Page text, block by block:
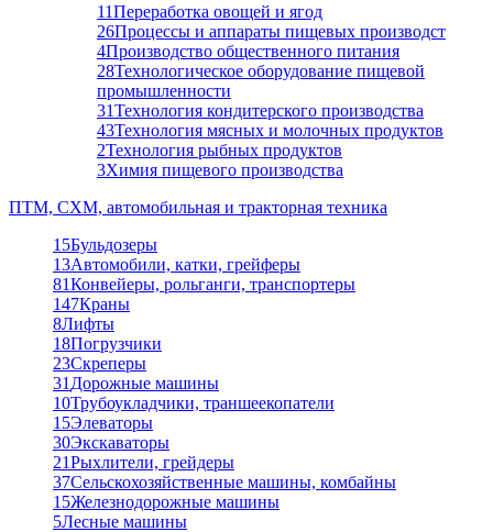
11Переработка овощей и ягод
26Процессы и аппараты пищевых производст
4Производство общественного питания
28Технологическое оборудование пищевой
промышленности
31Технология кондитерского производства
43Технология мясных и молочных продуктов
2Технология рыбных продуктов
3Химия пищевого производства
ПТМ, СХМ, автомобильная и тракторная техника
15Бульдозеры
13Автомобили, катки, грейферы
81Конвейеры, рольганги, транспортеры
147Краны
8Лифты
18Погрузчики
23Скреперы
31 Дорожные машины
10Трубоукладчики, траншеекопатели
15Элеваторы
30Экскаваторы
21Рыхлители, грейдеры
37Сельскохозяйственные машины, комбайны
15Железнодорожные машины
5Лесные машины